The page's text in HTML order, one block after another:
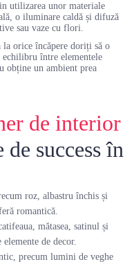
utilizarea unor materiale
o iluminare caldă și difuză
sau vaze cu flori.
la orice încăpere doriți să o
echilibru între elementele
obține un ambient prea
de interior
success în
roz, albastru închis și
romantică.
mătasea, satinul și
de decor.
precum lumini de veghe